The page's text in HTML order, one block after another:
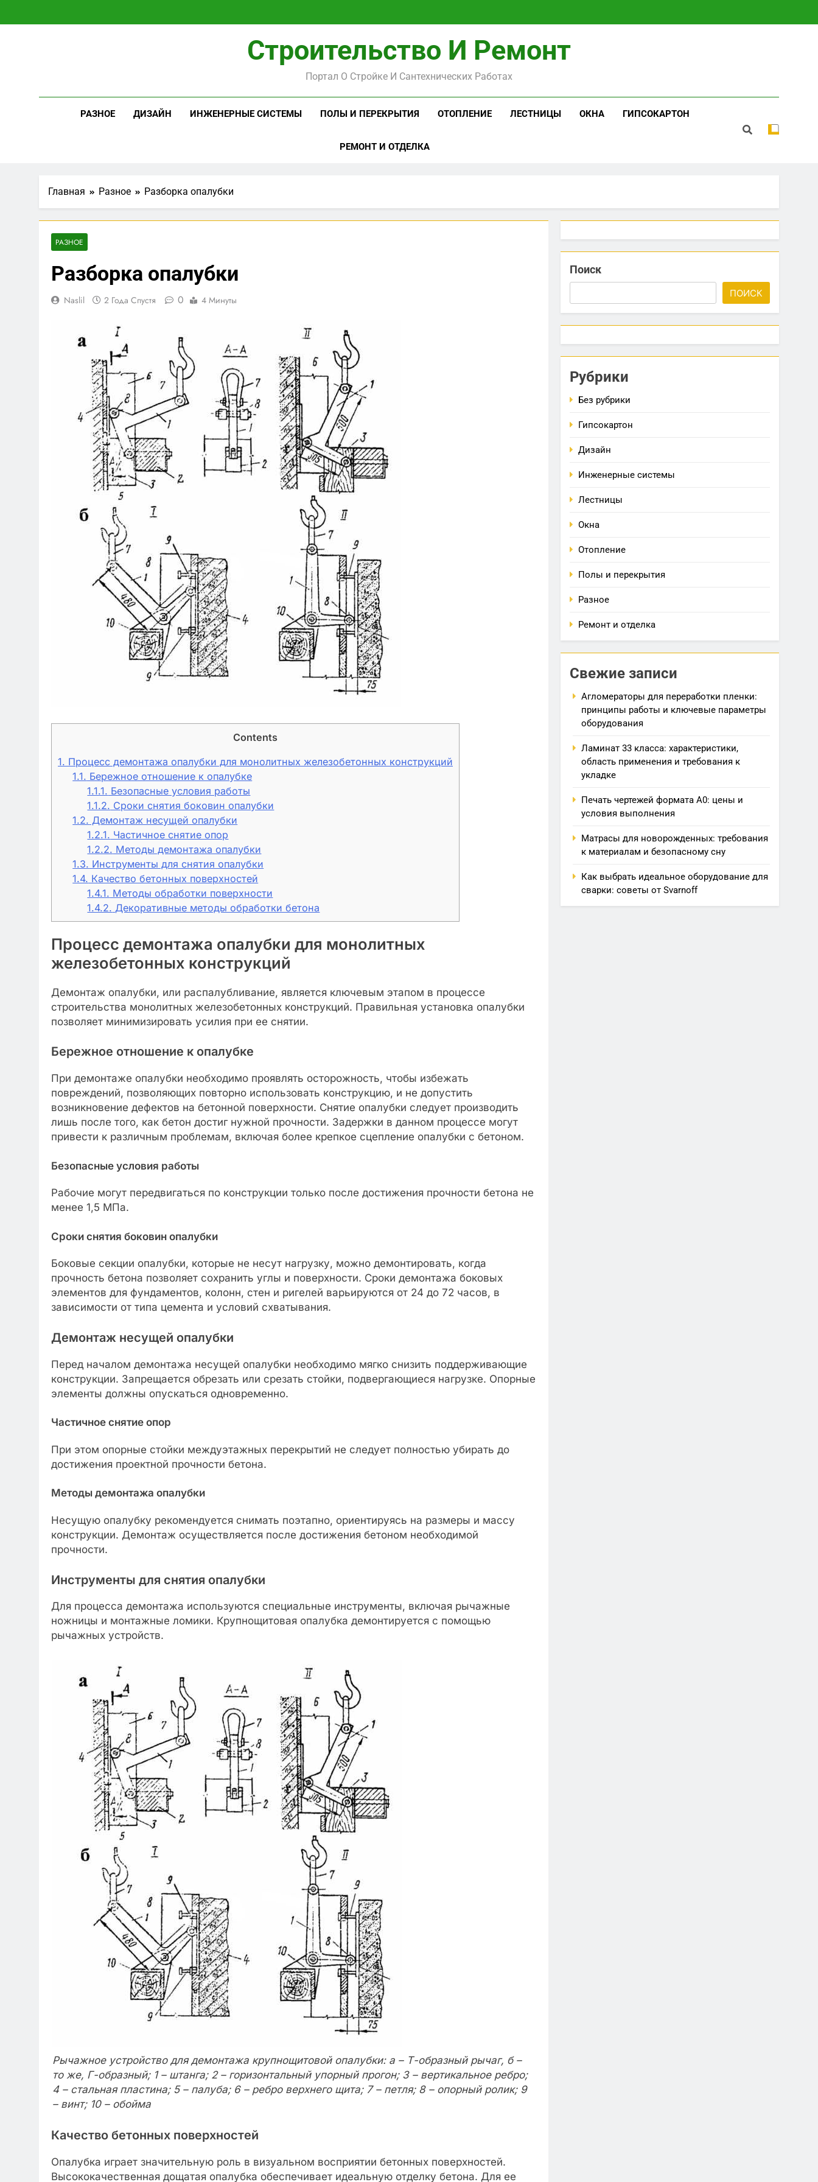
Строительство И Ремонт
Портал О Стройке И Сантехнических Работах
РАЗНОЕ ДИЗАЙН ИНЖЕНЕРНЫЕ СИСТЕМЫ ПОЛЫ И ПЕРЕКРЫТИЯ ОТОПЛЕНИЕ ЛЕСТНИЦЫ ОКНА ГИПСОКАРТОН
РЕМОНТ И ОТДЕЛКА
Главная Разное Разборка опалубки
РАЗНОЕ
Разборка опалубки
Naslil 2 Года Спустя 0 4 Минуты
Contents
1. Процесс демонтажа опалубки для монолитных железобетонных конструкций
1.1. Бережное отношение к опалубке
1.1.1. Безопасные условия работы
1.1.2. Сроки снятия боковин опалубки
1.2. Демонтаж несущей опалубки
1.2.1. Частичное снятие опор
1.2.2. Методы демонтажа опалубки
1.3. Инструменты для снятия опалубки
1.4. Качество бетонных поверхностей
1.4.1. Методы обработки поверхности
1.4.2. Декоративные методы обработки бетона
Процесс демонтажа опалубки для монолитных
железобетонных конструкций
Демонтаж опалубки, или распалубливание, является ключевым этапом в процессе
строительства монолитных железобетонных конструкций. Правильная установка опалубки
позволяет минимизировать усилия при ее снятии.
Бережное отношение к опалубке
При демонтаже опалубки необходимо проявлять осторожность, чтобы избежать
повреждений, позволяющих повторно использовать конструкцию, и не допустить
возникновение дефектов на бетонной поверхности. Снятие опалубки следует производить
лишь после того, как бетон достиг нужной прочности. Задержки в данном процессе могут
привести к различным проблемам, включая более крепкое сцепление опалубки с бетоном.
Безопасные условия работы
Рабочие могут передвигаться по конструкции только после достижения прочности бетона не
менее 1,5 МПа.
Сроки снятия боковин опалубки
Боковые секции опалубки, которые не несут нагрузку, можно демонтировать, когда
прочность бетона позволяет сохранить углы и поверхности. Сроки демонтажа боковых
элементов для фундаментов, колонн, стен и ригелей варьируются от 24 до 72 часов, в
зависимости от типа цемента и условий схватывания.
Демонтаж несущей опалубки
Перед началом демонтажа несущей опалубки необходимо мягко снизить поддерживающие
конструкции. Запрещается обрезать или срезать стойки, подвергающиеся нагрузке. Опорные
элементы должны опускаться одновременно.
Частичное снятие опор
При этом опорные стойки междуэтажных перекрытий не следует полностью убирать до
достижения проектной прочности бетона.
Методы демонтажа опалубки
Несущую опалубку рекомендуется снимать поэтапно, ориентируясь на размеры и массу
конструкции. Демонтаж осуществляется после достижения бетоном необходимой
прочности.
Инструменты для снятия опалубки
Для процесса демонтажа используются специальные инструменты, включая рычажные
ножницы и монтажные ломики. Крупнощитовая опалубка демонтируется с помощью
рычажных устройств.
Рычажное устройство для демонтажа крупнощитовой опалубки: а – Т-образный рычаг, б –
то же, Г-образный; 1 – штанга; 2 – горизонтальный упорный прогон; 3 – вертикальное ребро;
4 – стальная пластина; 5 – палуба; 6 – ребро верхнего щита; 7 – петля; 8 – опорный ролик; 9
– винт; 10 – обойма
Качество бетонных поверхностей
Опалубка играет значительную роль в визуальном восприятии бетонных поверхностей.
Высококачественная дощатая опалубка обеспечивает идеальную отделку бетона. Для ее
Поиск
ПОИСК
Рубрики
Без рубрики
Гипсокартон
Дизайн
Инженерные системы
Лестницы
Окна
Отопление
Полы и перекрытия
Разное
Ремонт и отделка
Свежие записи
Агломераторы для переработки пленки:
принципы работы и ключевые параметры
оборудования
Ламинат 33 класса: характеристики,
область применения и требования к
укладке
Печать чертежей формата А0: цены и
условия выполнения
Матрасы для новорожденных: требования
к материалам и безопасному сну
Как выбрать идеальное оборудование для
сварки: советы от Svarnoff